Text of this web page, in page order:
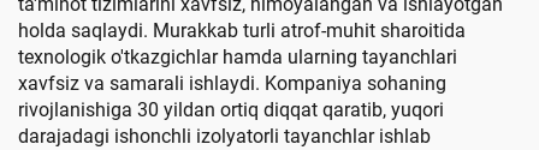
holda saqlaydi. Murakkab turli atrof-muhit sharoitida
texnologik o'tkazgichlar hamda ularning tayanchlari
xavfsiz va samarali ishlaydi. Kompaniya sohaning
rivojlanishiga 30 yildan ortiq diqqat qaratib, yuqori
darajadagi ishonchli izolyatorli tayanchlar ishlab